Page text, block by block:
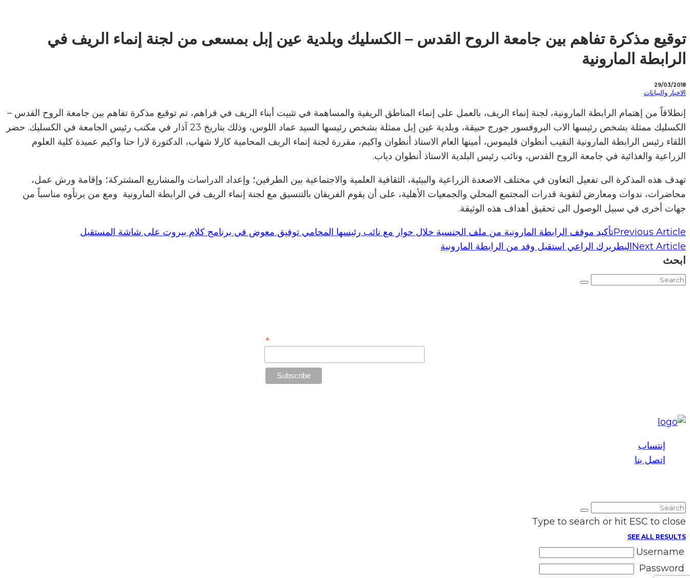
توقيع مذكرة تفاهم بين جامعة الروح القدس – الكسليك وبلدية عين إبل بمسعى من لجنة إنماء الريف في
الرابطة المارونية
29/03/2018
الاخبار والبيانات
إنطلاقاً من إهتمام الرابطة المارونية، لجنة إنماء الريف، بالعمل على إنماء المناطق الريفية والمساهمة في تثبيت أبناء الريف في قراهم، تم توقيع مذكرة تفاهم بين جامعة الروح القدس –
الكسليك ممثلة بشخص رئيسها الاب البروفسور جورج حبيقة، وبلدية عين إبل ممثلة بشخص رئيسها السيد عماد اللوس، وذلك بتاريخ 23 آذار في مكتب رئيس الجامعة في الكسليك. حضر
اللقاء رئيس الرابطة المارونية النقيب أنطوان قليموس، أمينها العام الاستاذ أنطوان واكيم، مقررة لجنة إنماء الريف المحامية كارلا شهاب، الدكتورة لارا حنا واكيم عميدة كلية العلوم
الزراعية والغذائية في جامعة الروح القدس، ونائب رئيس البلدية الاستاذ أنطوان دياب.
تهدف هذه المذكرة الى تفعيل التعاون في مختلف الاصعدة الزراعية والبيئية، الثقافية العلمية والاجتماعية بين الطرفين؛ وإعداد الدراسات والمشاريع المشتركة؛ وإقامة ورش عمل،
محاضرات، ندوات ومعارض لتقوية قدرات المجتمع المحلي والجمعيات الأهلية، على أن يقوم الفريقان بالتنسيق مع لجنة إنماء الريف في الرابطة المارونية ومع من يرتأوه مناسباً من
جهات أخرى في سبيل الوصول الى تحقيق أهداف هذه الوثيقة.
Previous Articleتأكيد موقف الرابطة المارونية من ملف الجنسية خلال حوار مع نائب رئيسها المحامي توفيق معوض في برنامج كلام بيروت على شاشة المستقبل
Next Articleالبطريرك الراعي استقبل وفد من الرابطة المارونية
ابحث
*
إنتساب
اتصل بنا
Type to search or hit ESC to close
SEE ALL RESULTS
Username
Password